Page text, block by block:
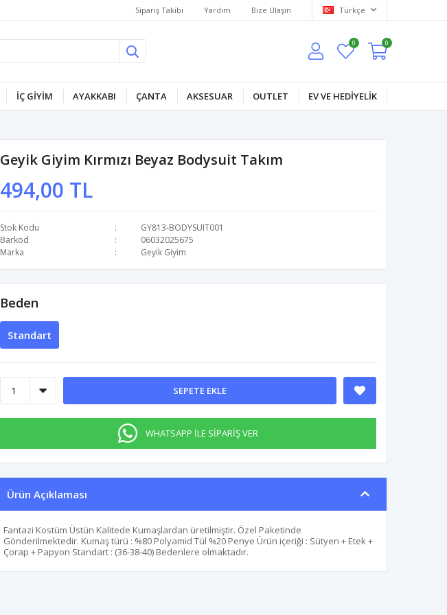
Sipariş Takibi Yardım Bize Ulaşın Türkçe
0 0
İÇ GİYİM AYAKKABI ÇANTA AKSESUAR OUTLET EV VE HEDİYELİK
Geyik Giyim Kırmızı Beyaz Bodysuit Takım
494,00 TL
Stok Kodu
GY813-BODYSUIT001
Barkod
06032025675
Marka
Geyik Giyim
Beden
Standart
SEPETE EKLE
WHATSAPP İLE SİPARİŞ VER
Ürün Açıklaması
Fantazi Kostüm Üstün Kalitede Kumaşlardan üretilmiştir. Özel Paketinde
Gönderilmektedir. Kumaş türü : %80 Polyamid Tül %20 Penye Ürün içeriği : Sütyen + Etek +
Çorap + Papyon Standart : (36-38-40) Bedenlere olmaktadır.